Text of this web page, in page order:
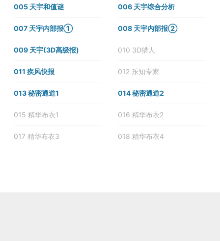
005 天宇和值谜 006 天宇综合分析
007 天宇内部报① 008 天宇内部报②
009 天宇(3D高级报) 010 3D猎人
011 疾风快报 012 乐知专家
013 秘密通道1 014 秘密通道2
015 精华布衣1 016 精华布衣2
017 精华布衣3 018 精华布衣4